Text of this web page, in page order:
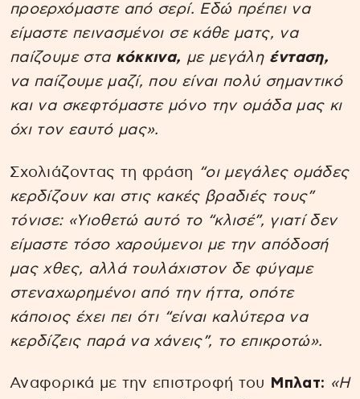
προερχόμαστε από σερί. Εδώ πρέπει να
είμαστε πεινασμένοι σε κάθε ματς, να
παίζουμε στα κόκκινα, με μεγάλη ένταση,
να παίζουμε μαζί, που είναι πολύ σημαντικό
και να σκεφτόμαστε μόνο την ομάδα μας κι
όχι τον εαυτό μας».
Σχολιάζοντας τη φράση “οι μεγάλες ομάδες
κερδίζουν και στις κακές βραδιές τους”
τόνισε: «Υιοθετώ αυτό το “κλισέ”, γιατί δεν
είμαστε τόσο χαρούμενοι με την απόδοσή
μας χθες, αλλά τουλάχιστον δε φύγαμε
στεναχωρημένοι από την ήττα, οπότε
κάποιος έχει πει ότι “είναι καλύτερα να
κερδίζεις παρά να χάνεις”, το επικροτώ».
Αναφορικά με την επιστροφή του Μπλατ: «Η